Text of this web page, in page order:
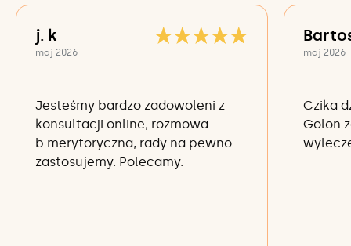
j. k
maj 2026
Jesteśmy bardzo zadowoleni z
konsultacji online, rozmowa
b.merytoryczna, rady na pewno
zastosujemy. Polecamy.
maj 2026
Czika
Golon